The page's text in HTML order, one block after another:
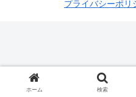
プライバシーポリ
ホーム 検索